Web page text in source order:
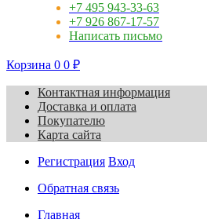
+7 495 943-33-63
+7 926 867-17-57
Написать письмо
Корзина 0 0 ₽
Контактная информация
Доставка и оплата
Покупателю
Карта сайта
Регистрация Вход
Обратная связь
Главная